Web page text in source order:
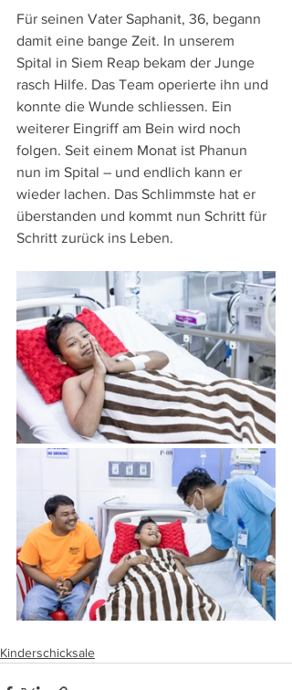
Für seinen Vater Saphanit, 36, begann
damit eine bange Zeit. In unserem
Spital in Siem Reap bekam der Junge
rasch Hilfe. Das Team operierte ihn und
konnte die Wunde schliessen. Ein
weiterer Eingriff am Bein wird noch
folgen. Seit einem Monat ist Phanun
nun im Spital – und endlich kann er
wieder lachen. Das Schlimmste hat er
überstanden und kommt nun Schritt für
Schritt zurück ins Leben.
Kinderschicksale